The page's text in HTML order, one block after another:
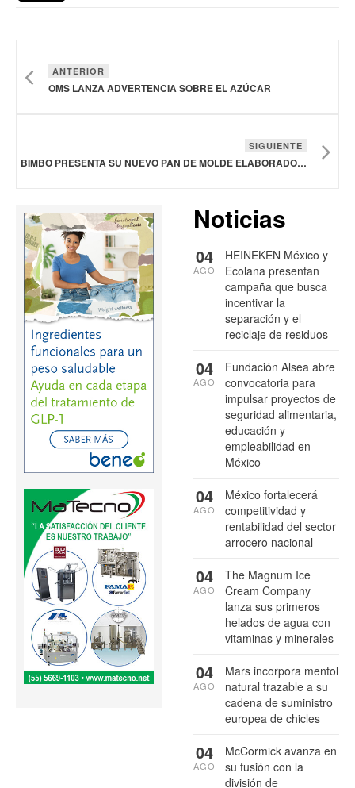
ANTERIOR
OMS LANZA ADVERTENCIA SOBRE EL AZÚCAR
SIGUIENTE
BIMBO PRESENTA SU NUEVO PAN DE MOLDE ELABORADO CON PROTEÍNA VEGETAL
Noticias
HEINEKEN México y
Ecolana presentan
campaña que busca
incentivar la
separación y el
reciclaje de residuos
04
AGO
Fundación Alsea abre
convocatoria para
impulsar proyectos de
seguridad alimentaria,
educación y
empleabilidad en
México
04
AGO
México fortalecerá
competitividad y
rentabilidad del sector
arrocero nacional
04
AGO
The Magnum Ice
Cream Company
lanza sus primeros
helados de agua con
vitaminas y minerales
04
AGO
Mars incorpora mentol
natural trazable a su
cadena de suministro
europea de chicles
04
AGO
McCormick avanza en
su fusión con la
división de
04
AGO